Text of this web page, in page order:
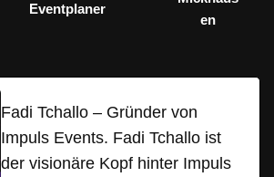
Eventplaner
en
Fadi Tchallo – Gründer von
Impuls Events. Fadi Tchallo ist
der visionäre Kopf hinter Impuls